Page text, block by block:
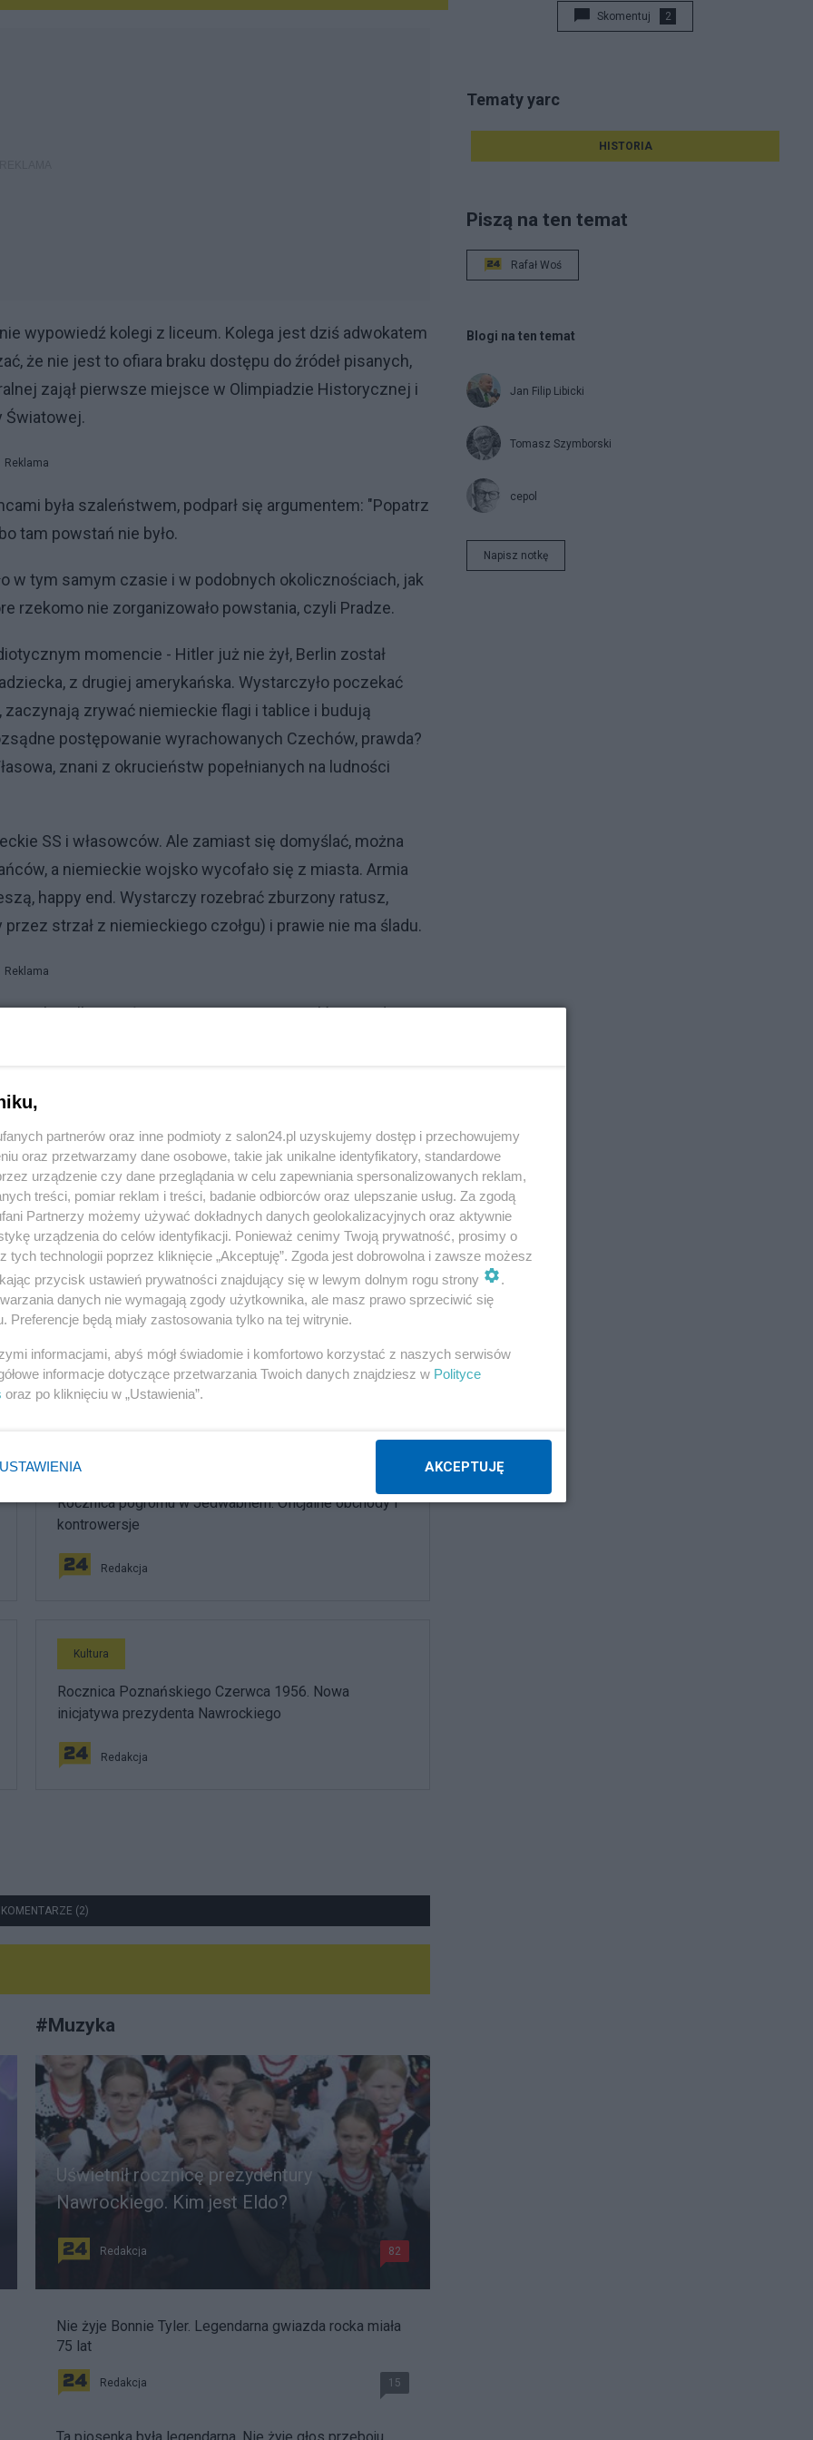
wypowiedź kolegi z liceum. Kolega jest dziś adwokatem
że nie jest to ofiara braku dostępu do źródeł pisanych,
zajął pierwsze miejsce w Olimpiadzie Historycznej i
Światowej.
Reklama
była szaleństwem, podparł się argumentem: "Popatrz
tam powstań nie było.
w tym samym czasie i w podobnych okolicznościach, jak
rzekomo nie zorganizowało powstania, czyli Pradze.
momencie - Hitler już nie żył, Berlin został
z drugiej amerykańska. Wystarczyło poczekać
zrywać niemieckie flagi i tablice i budują
postępowanie wyrachowanych Czechów, prawda?
znani z okrucieństw popełnianych na ludności
SS i własowców. Ale zamiast się domyślać, można
a niemieckie wojsko wycofało się z miasta. Armia
happy end. Wystarczy rozebrać zburzony ratusz,
strzał z niemieckiego czołgu) i prawie nie ma śladu.
Reklama
walk zginęło nie mniej niż 2989 cywilów. Rządzący
liczbę ofiar, prawdopodobnie dlatego, że przywódcy
14 lutego 1945, Środa Popielcowa.
Vinohrady. W ciągu czterech minut zabijają
nie był antyamerykańskim powstańcem, żaden cel
pomyłki lotników, którzy mieli zbombardować
2 Obserwuj notkę
Kultura
Rocznica pogromu w Jedwabnem. Oficjalne obchody i
kontrowersje
Redakcja
Kultura
Rocznica Poznańskiego Czerwca 1956. Nowa
inicjatywa prezydenta Nawrockiego
Redakcja
KOMENTARZE (2)
#Muzyka
Uświetnił rocznicę prezydentury
Nawrockiego. Kim jest Eldo?
Redakcja 82
Nie żyje Bonnie Tyler. Legendarna gwiazda rocka miała
75 lat
Redakcja 15
Skomentuj 2
Tematy yarc
HISTORIA
Piszą na ten temat
Rafał Woś
Blogi na ten temat
Jan Filip Libicki
Tomasz Szymborski
cepol
Napisz notkę
partnerów oraz inne podmioty z salon24.pl uzyskujemy dostęp i przechowujemy
oraz przetwarzamy dane osobowe, takie jak unikalne identyfikatory, standardowe
urządzenie czy dane przeglądania w celu zapewniania spersonalizowanych reklam,
treści, pomiar reklam i treści, badanie odbiorców oraz ulepszanie usług. Za zgodą
Partnerzy możemy używać dokładnych danych geolokalizacyjnych oraz aktywnie
urządzenia do celów identyfikacji. Ponieważ cenimy Twoją prywatność, prosimy o
tych technologii poprzez kliknięcie „Akceptuję”. Zgoda jest dobrowolna i zawsze możesz
przycisk ustawień prywatności znajdujący się w lewym dolnym rogu strony
.
danych nie wymagają zgody użytkownika, ale masz prawo sprzeciwić się
Preferencje będą miały zastosowania tylko na tej witrynie.
informacjami, abyś mógł świadomie i komfortowo korzystać z naszych serwisów
informacje dotyczące przetwarzania Twoich danych znajdziesz w Polityce
oraz po kliknięciu w „Ustawienia”.
USTAWIENIA AKCEPTUJĘ